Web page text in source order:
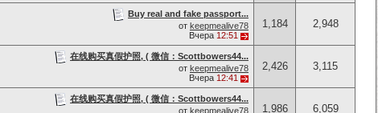
Buy real and fake passport...
от keepmealive78
Вчера 12:51
1,184 2,948
在线购买真假护照, ( 微信：Scottbowers44...
от keepmealive78
Вчера 12:41
2,426 3,115
在线购买真假护照, ( 微信：Scottbowers44...
от keepmealive78
1,986 6,059